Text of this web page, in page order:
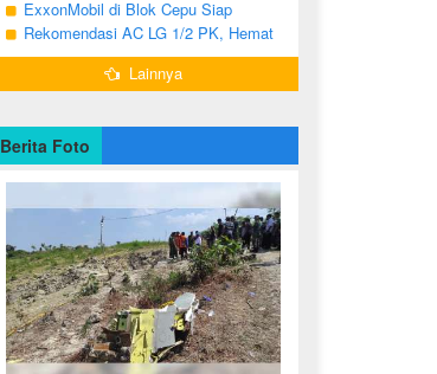
pengembangan Proyek Gas Jambaran-
Tiung Biru (JTB) pada 2021 menjadi
titik balik bagi ratusan pemuda Desa
Bandungrejo, ...
Menguatkan Ekonomi Keluarga
ExxonMobil di Blok Cepu Siap
Hadapi Target Produksi 2026
Rekomendasi AC LG 1/2 PK, Hemat
Listrik dan Pendinginan Maksimal
Lainnya
Berita Foto